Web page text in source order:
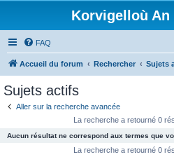
Korvigelloù An
FAQ
Accueil du forum Rechercher Sujets
Sujets actifs
Aller sur la recherche avancée
La recherche a retourné 0
Aucun résultat ne correspond aux termes que
La recherche a retourné 0